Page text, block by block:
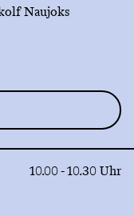
Naujoks
10.00 - 10.30 Uhr